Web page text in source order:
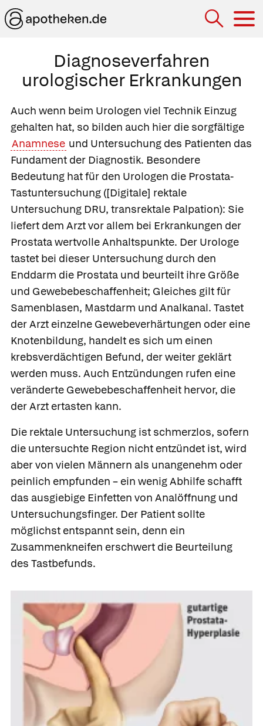
Diagnoseverfahren
urologischer Erkrankungen
Auch wenn beim Urologen viel Technik Einzug
gehalten hat, so bilden auch hier die sorgfältige
Anamnese und Untersuchung des Patienten das
Fundament der Diagnostik. Besondere
Bedeutung hat für den Urologen die Prostata-
Tastuntersuchung ([Digitale] rektale
Untersuchung DRU, transrektale Palpation): Sie
liefert dem Arzt vor allem bei Erkrankungen der
Prostata wertvolle Anhaltspunkte. Der Urologe
tastet bei dieser Untersuchung durch den
Enddarm die Prostata und beurteilt ihre Größe
und Gewebebeschaffenheit; Gleiches gilt für
Samenblasen, Mastdarm und Analkanal. Tastet
der Arzt einzelne Gewebeverhärtungen oder eine
Knotenbildung, handelt es sich um einen
krebsverdächtigen Befund, der weiter geklärt
werden muss. Auch Entzündungen rufen eine
veränderte Gewebebeschaffenheit hervor, die
der Arzt ertasten kann.
Die rektale Untersuchung ist schmerzlos, sofern
die untersuchte Region nicht entzündet ist, wird
aber von vielen Männern als unangenehm oder
peinlich empfunden – ein wenig Abhilfe schafft
das ausgiebige Einfetten von Analöffnung und
Untersuchungsfinger. Der Patient sollte
möglichst entspannt sein, denn ein
Zusammenkneifen erschwert die Beurteilung
des Tastbefunds.